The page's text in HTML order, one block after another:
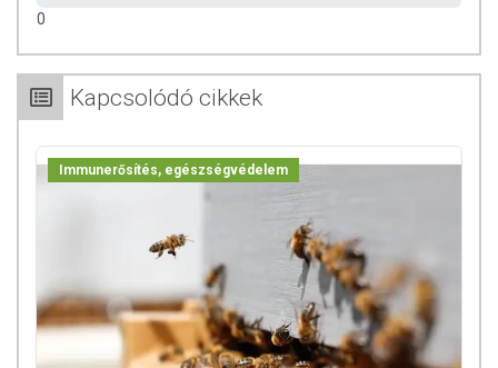
0
Kapcsolódó cikkek
Immunerősítés, egészségvédelem